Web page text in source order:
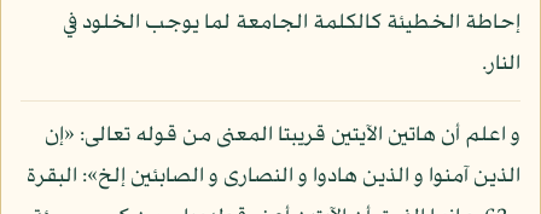
إحاطة الخطيئة كالكلمة الجامعة لما يوجب الخلود في
النار.
و اعلم أن هاتين الآيتين قريبتا المعنى من قوله تعالى: «إن
الذين آمنوا و الذين هادوا و النصارى و الصابئين إلخ»: البقرة